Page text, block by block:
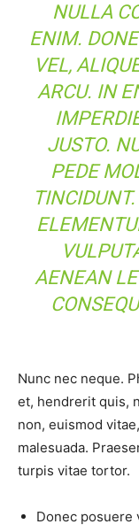
NULLA
ENIM.
VEL,
ARCU. IN
JUSTO.
PEDE
AENEAN
Nunc nec neque.
et, hendrerit quis,
non, euismod
malesuada.
turpis vitae tortor.
Donec posuere